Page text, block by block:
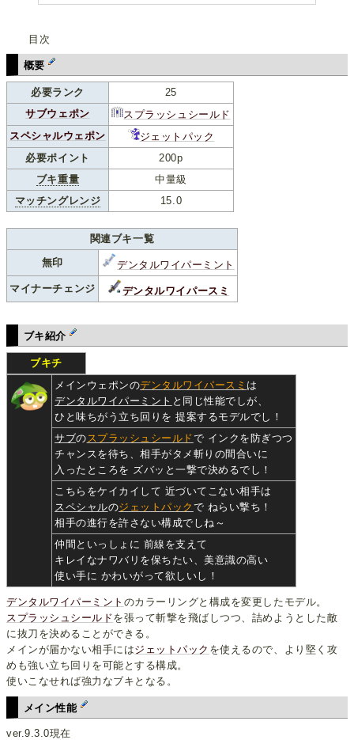
目次
概要
必要ランク
25
サブウェポン
スプラッシュシールド
スペシャルウェポン
ジェットパック
必要ポイント
200p
ブキ重量
中量級
マッチングレンジ
15.0
関連ブキ一覧
無印
デンタルワイパーミント
マイナーチェンジ
デンタルワイパースミ
ブキ紹介
ブキチ
メインウェポンのデンタルワイパースミ は
デンタルワイパーミント と同じ性能でしが、
ひと味ちがう立ち回りを 提案するモデルでし！
サブの スプラッシュシールドで インクを防ぎつつ
チャンスを待ち、相手がタメ斬りの間合いに
入ったところを ズバッと一撃で決めるでし！
こちらをケイカイして 近づいてこない相手は
スペシャルのジェットパック で ねらい撃ち！
相手の進行を許さない構成でしね～
仲間といっしょに 前線を支えて
キレイなナワバリを保ちたい、美意識の高い
使い手に かわいがって欲しいし！
デンタルワイパーミント のカラーリングと構成を変更したモデル。
スプラッシュシールドを張って斬撃を飛ばしつつ、詰めようとした敵
に抜刀を決めることができる。
メインが届かない相手にはジェットパック を使えるので、より堅く攻
めも強い立ち回りを可能とする構成。
使いこなせれば強力なブキとなる。
メイン性能
ver.9.3.0現在